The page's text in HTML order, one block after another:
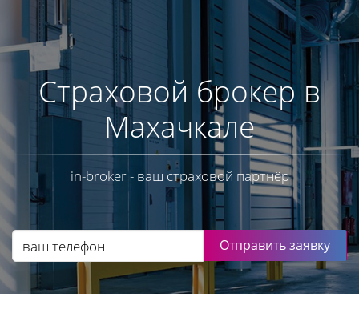
Страховой брокер в
Махачкале
in-broker - ваш страховой партнёр
Отправить заявку